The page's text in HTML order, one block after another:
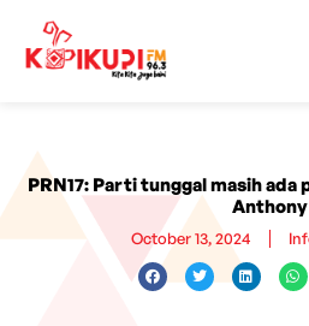
PRN17: Parti tunggal masih ada
Anthony
October 13, 2024